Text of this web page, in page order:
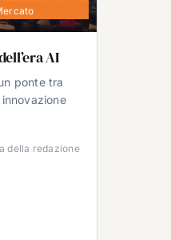
AI
ponte tra
della redazione